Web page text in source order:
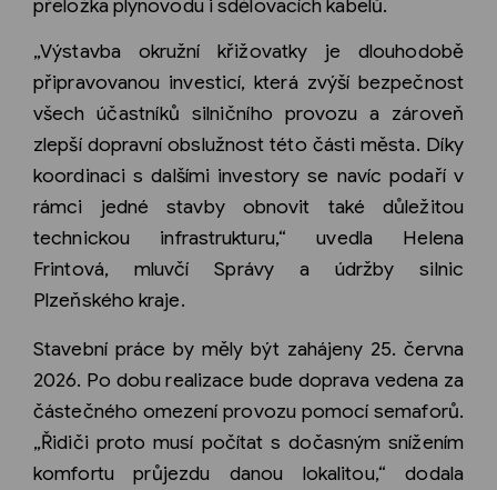
přeložka plynovodu i sdělovacích kabelů.
„Výstavba okružní křižovatky je dlouhodobě
připravovanou investicí, která zvýší bezpečnost
všech účastníků silničního provozu a zároveň
zlepší dopravní obslužnost této části města. Díky
koordinaci s dalšími investory se navíc podaří v
rámci jedné stavby obnovit také důležitou
technickou infrastrukturu,“ uvedla Helena
Frintová, mluvčí Správy a údržby silnic
Plzeňského kraje.
Stavební práce by měly být zahájeny 25. června
2026. Po dobu realizace bude doprava vedena za
částečného omezení provozu pomocí semaforů.
„Řidiči proto musí počítat s dočasným snížením
komfortu průjezdu danou lokalitou,“ dodala